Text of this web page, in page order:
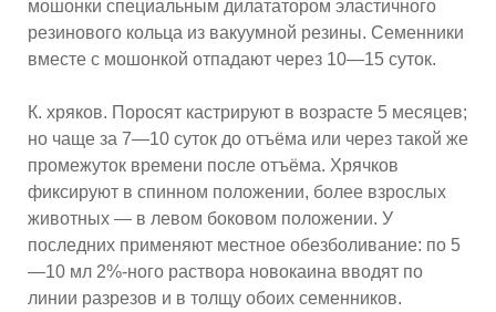
мошонки специальным дилататором эластичного
резинового кольца из вакуумной резины. Семенники
вместе с мошонкой отпадают через 10—15 суток.
К. хряков. Поросят кастрируют в возрасте 5 месяцев;
но чаще за 7—10 суток до отъёма или через такой же
промежуток времени после отъёма. Хрячков
фиксируют в спинном положении, более взрослых
животных — в левом боковом положении. У
последних применяют местное обезболивание: по 5
—10 мл 2%-ного раствора новокаина вводят по
линии разрезов и в толщу обоих семенников.